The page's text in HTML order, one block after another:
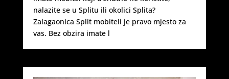
nalazite se u Splitu ili okolici Splita?
Zalagaonica Split mobiteli je pravo mjesto za
vas. Bez obzira imate l